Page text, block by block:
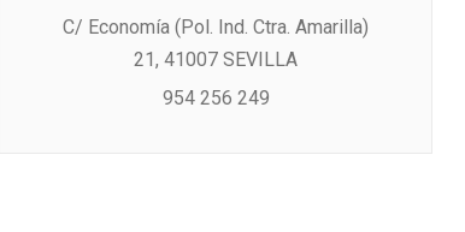
C/ Economía (Pol. Ind. Ctra. Amarilla)
21, 41007 SEVILLA
954 256 249